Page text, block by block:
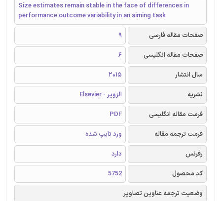
Size estimates remain stable in the face of differences in
performance outcome variability in an aiming task
صفحات مقاله فارسی
9
صفحات مقاله انگلیسی
6
سال انتشار
2015
نشریه
الزویر - Elsevier
فرمت مقاله انگلیسی
PDF
فرمت ترجمه مقاله
ورد تایپ شده
رفرنس
دارد
کد محصول
5752
وضعیت ترجمه عناوین تصاویر